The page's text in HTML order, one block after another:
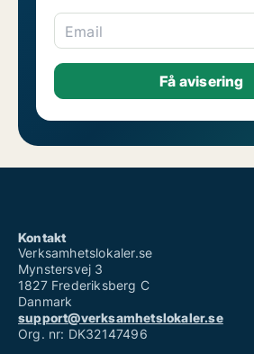
Email
Kontakt
Verksamhetslokaler.se
Mynstersvej 3
1827 Frederiksberg C
Danmark
support@verksamhetslokaler.se
Org. nr: DK32147496